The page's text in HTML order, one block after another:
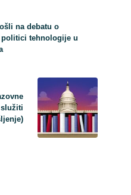
na debatu o
politici tehnologije u